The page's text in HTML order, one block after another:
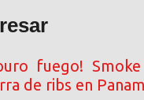
fuego!
de ribs en